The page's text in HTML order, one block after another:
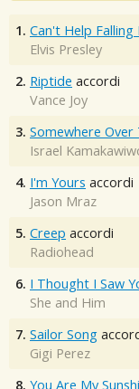
1. Can't Help Falling
Elvis Presley
2. Riptide accordi
Vance Joy
3. Somewhere Over
Israel
4. I'm Yours accordi
Jason Mraz
5. Creep accordi
Radiohead
6. I Thought I Saw
She and Him
7. Sailor Song
Gigi Perez
8. You Are My